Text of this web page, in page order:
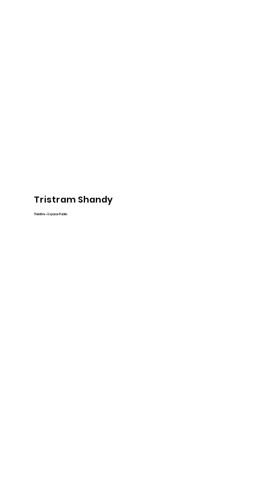
Tristram Shandy
Théâtre • Espace Public